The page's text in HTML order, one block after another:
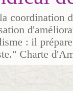
coordination
: il
Charte